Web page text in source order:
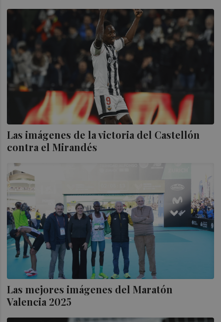
Las imágenes de la victoria del Castellón
contra el Mirandés
Las mejores imágenes del Maratón
Valencia 2025